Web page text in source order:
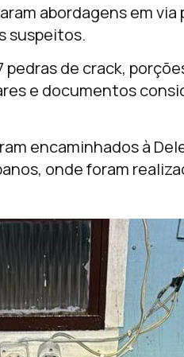
abordagens em via
suspeitos.
de crack,
e documentos
encaminhados à
onde foram